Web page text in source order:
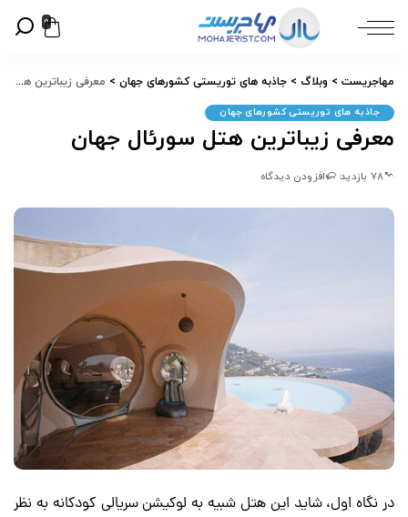
0
مهاجریست > وبلاگ > جاذبه های توریستی کشورهای جهان > معرفی زیباترین هتل سورئال جهان
جاذبه های توریستی کشورهای جهان
معرفی زیباترین هتل سورئال جهان
78 بازدید افزودن دیدگاه
در نگاه اول، شاید این هتل شبیه به لوکیشن سریالی کودکانه به نظر